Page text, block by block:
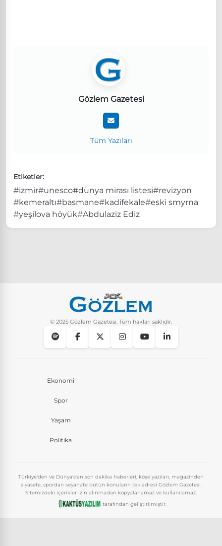
Gözlem Gazetesi
Tüm Yazıları
Etiketler:
#izmir#unesco#dünya mirası listesi#revizyon
#kemeraltı#basmane#kadifekale#eski smyrna
#yeşilova höyük#Abdulaziz Ediz
© 2025 Gözlem Gazetesi. Tüm hakları saklıdır.
Ekonomi
Spor
Yaşam
Politika
Türkiye'den ve Dünya'dan son dakika haberleri, köşe yazıları, magazinden
siyasete, spordan seyahate bütün konuların tek adresi Gözlem Gazetesi.
Sitemizdeki içerikler izin alınmadan kopyalanamaz ve kullanılamaz.
tarafından geliştirilmiştir.